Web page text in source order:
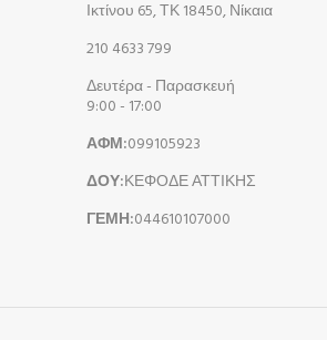
Ικτίνου 65, ΤΚ 18450, Νίκαια
210 4633 799
Δευτέρα - Παρασκευή
9:00 - 17:00
ΑΦΜ:099105923
ΔΟΥ:ΚΕΦΟΔΕ ΑΤΤΙΚΗΣ
ΓΕΜΗ:044610107000